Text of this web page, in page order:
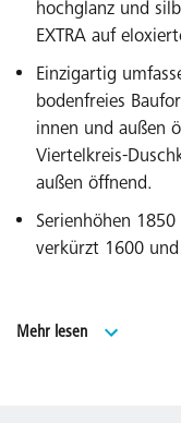
hochglanz und
EXTRA auf
Einzigartig
bodenfreies
innen und außen
Viertelkreis-
außen öffnend.
Serienhöhen
verkürzt 1600
Serienbreiten für
Mehr lesen